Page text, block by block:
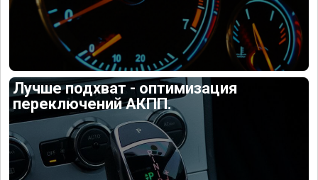
Лучше подхват - оптимизация
переключений АКПП.